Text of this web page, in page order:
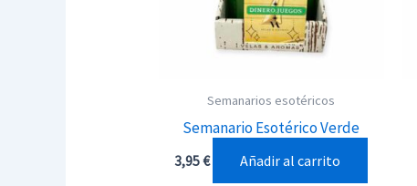
Semanarios esotéricos
Semanario Esotérico Verde
3,95€ Añadir al carrito